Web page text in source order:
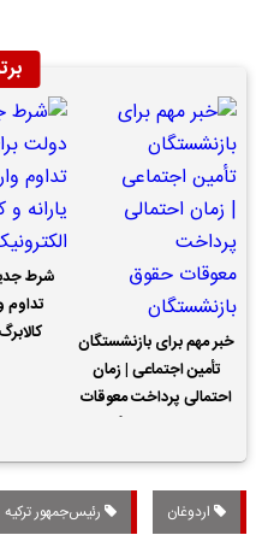
خبر مهم برای بازنشستگان
تأمین اجتماعی | زمان
احتمالی پرداخت معوقات
شرط
تداوم
اردوغان رئیس‌جمهور ترکیه